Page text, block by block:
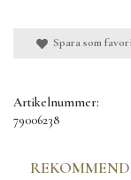
Spara som
Artikelnummer:
79006238